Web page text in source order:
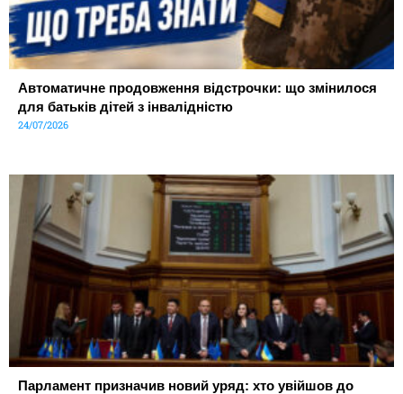
Автоматичне продовження відстрочки: що змінилося
для батьків дітей з інвалідністю
24/07/2026
Парламент призначив новий уряд: хто увійшов до